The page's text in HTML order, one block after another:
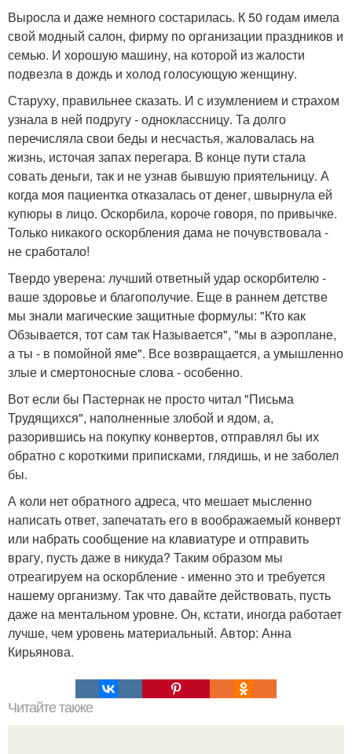
Выросла и даже немного состарилась. К 50 годам имела
свой модный салон, фирму по организации праздников и
семью. И хорошую машину, на которой из жалости
подвезла в дождь и холод голосующую женщину.
Старуху, правильнее сказать. И с изумлением и страхом
узнала в ней подругу - одноклассницу. Та долго
перечисляла свои беды и несчастья, жаловалась на
жизнь, источая запах перегара. В конце пути стала
совать деньги, так и не узнав бывшую приятельницу. А
когда моя пациентка отказалась от денег, швырнула ей
купюры в лицо. Оскорбила, короче говоря, по привычке.
Только никакого оскорбления дама не почувствовала -
не сработало!
Твердо уверена: лучший ответный удар оскорбителю -
ваше здоровье и благополучие. Еще в раннем детстве
мы знали магические защитные формулы: "Кто как
Обзывается, тот сам так Называется", "мы в аэроплане,
а ты - в помойной яме". Все возвращается, а умышленно
злые и смертоносные слова - особенно.
Вот если бы Пастернак не просто читал "Письма
Трудящихся", наполненные злобой и ядом, а,
разорившись на покупку конвертов, отправлял бы их
обратно с короткими приписками, глядишь, и не заболел
бы.
А коли нет обратного адреса, что мешает мысленно
написать ответ, запечатать его в воображаемый конверт
или набрать сообщение на клавиатуре и отправить
врагу, пусть даже в никуда? Таким образом мы
отреагируем на оскорбление - именно это и требуется
нашему организму. Так что давайте действовать, пусть
даже на ментальном уровне. Он, кстати, иногда работает
лучше, чем уровень материальный. Автор: Анна
Кирьянова.
Читайте также